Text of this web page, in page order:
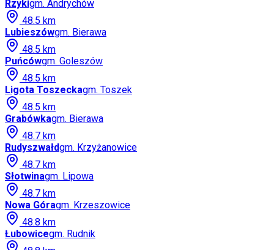
Rzykigm. Andrychów
48.5 km
Lubieszówgm. Bierawa
48.5 km
Puńcówgm. Goleszów
48.5 km
Ligota Toszeckagm. Toszek
48.5 km
Grabówkagm. Bierawa
48.7 km
Rudyszwałdgm. Krzyżanowice
48.7 km
Słotwinagm. Lipowa
48.7 km
Nowa Góragm. Krzeszowice
48.8 km
Łubowicegm. Rudnik